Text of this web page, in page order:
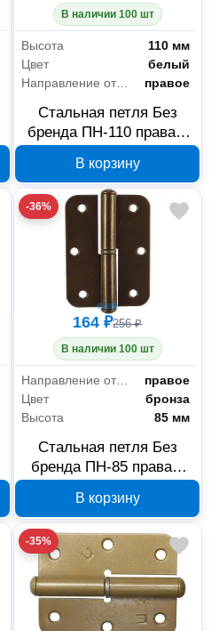
В наличии 100 шт
Высота
110 мм
Цвет
белый
Направление открывания
правое
Стальная петля Без
бренда ПН-110 правая,
В корзину
-36%
164 ₽256 ₽
В наличии 100 шт
Направление открывания
правое
Цвет
бронза
Высота
85 мм
Стальная петля Без
бренда ПН-85 правая,
В корзину
-35%